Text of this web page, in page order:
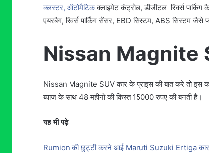
क्लस्टर, ऑटोमैटिकक्लाइमेट कंट्रोल, डीजीटल रिवर्स
एयरबैग, रिवर्स पार्किंग सेंसर, EBD सिस्टम, ABS सिस्टम जैसे
Nissan Magnite
Nissan Magnite SUV कार के प्राइस की बात करे तो इस
ब्याज के साथ 48 महीनो की किस्त 15000 रुपए की बनती है।
यह भी पढ़े
Rumion की छुट्टी करने आई Maruti Suzuki Ertiga